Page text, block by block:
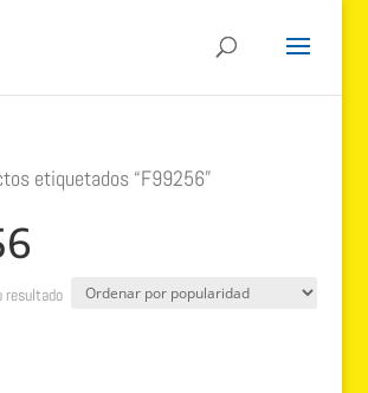
etiquetados “F99256”
resultado